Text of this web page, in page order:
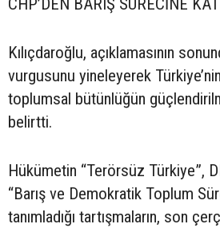
CHP’DEN BARIŞ SÜRECİNE
Kılıçdaroğlu, açıklamasının
vurgusunu yineleyerek
toplumsal bütünlüğün
belirtti.
Hükümetin “Terörsüz Türkiye”,
“Barış ve Demokratik Toplum
tanımladığı tartışmaların, son